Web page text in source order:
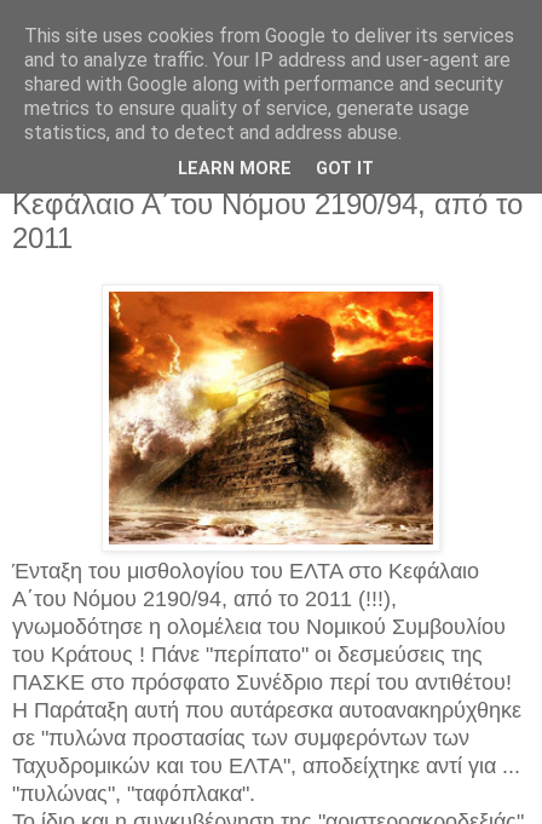
Πέμπτη 21 Δεκεμβρίου 2017
Ένταξη του μισθολογίου του ΕΛΤΑ στο
Κεφάλαιο Α΄του Νόμου 2190/94, από το
2011
Ένταξη του μισθολογίου του ΕΛΤΑ στο Κεφάλαιο
Α΄του Νόμου 2190/94, από το 2011 (!!!),
γνωμοδότησε η ολομέλεια του Νομικού Συμβουλίου
του Κράτους ! Πάνε "περίπατο" οι δεσμεύσεις της
ΠΑΣΚΕ στο πρόσφατο Συνέδριο περί του αντιθέτου!
Η Παράταξη αυτή που αυτάρεσκα αυτοανακηρύχθηκε
σε "πυλώνα προστασίας των συμφερόντων των
Ταχυδρομικών και του ΕΛΤΑ", αποδείχτηκε αντί για ...
"πυλώνας", "ταφόπλακα".
This site uses cookies from Google to deliver its services
and to analyze traffic. Your IP address and user-agent are
shared with Google along with performance and security
metrics to ensure quality of service, generate usage
statistics, and to detect and address abuse.
LEARN MORE GOT IT